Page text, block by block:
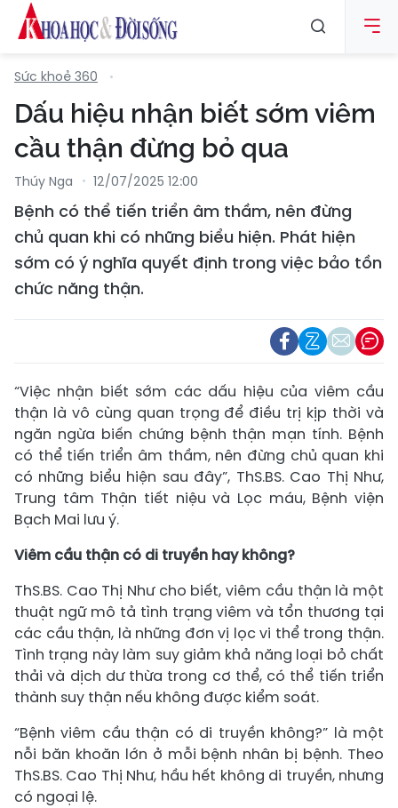
Sức khoẻ 360
Dấu hiệu nhận biết sớm viêm
cầu thận đừng bỏ qua
Thúy Nga 12/07/2025 12:00
Bệnh có thể tiến triển âm thầm, nên đừng
chủ quan khi có những biểu hiện. Phát hiện
sớm có ý nghĩa quyết định trong việc bảo tồn
chức năng thận.
“Việc nhận biết sớm các dấu hiệu của viêm cầu
thận là vô cùng quan trọng để điều trị kịp thời và
ngăn ngừa biến chứng bệnh thận mạn tính. Bệnh
có thể tiến triển âm thầm, nên đừng chủ quan khi
có những biểu hiện sau đây”, ThS.BS. Cao Thị Như,
Trung tâm Thận tiết niệu và Lọc máu, Bệnh viện
Bạch Mai lưu ý.
Viêm cầu thận có di truyền hay không?
ThS.BS. Cao Thị Như cho biết, viêm cầu thận là một
thuật ngữ mô tả tình trạng viêm và tổn thương tại
các cầu thận, là những đơn vị lọc vi thể trong thận.
Tình trạng này làm suy giảm khả năng loại bỏ chất
thải và dịch dư thừa trong cơ thể, có thể tiến triển
thành suy thận nếu không được kiểm soát.
“Bệnh viêm cầu thận có di truyền không?” là một
nỗi băn khoăn lớn ở mỗi bệnh nhân bị bệnh. Theo
ThS.BS. Cao Thị Như, hầu hết không di truyền, nhưng
có ngoại lệ.